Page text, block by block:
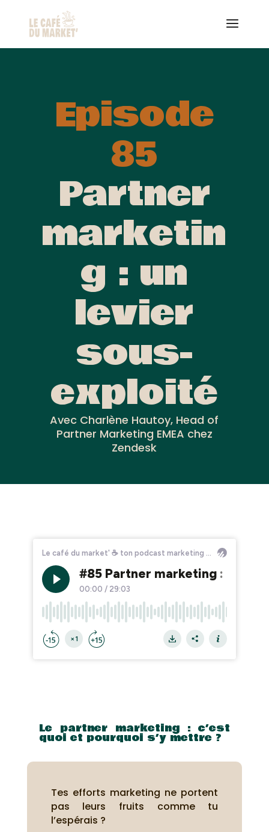
Episode
85
Partner
marketin
g : un
levier
sous-
exploité
Avec Charlène Hautoy, Head of
Partner Marketing EMEA chez
Zendesk
Le partner marketing : c’est
quoi et pourquoi s’y mettre ?
Tes efforts marketing ne portent
pas leurs fruits comme tu
l’espérais ?